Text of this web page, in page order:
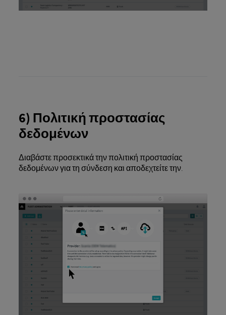
6) Πολιτική προστασίας
δεδομένων
Διαβάστε προσεκτικά την πολιτική προστασίας
δεδομένων για τη σύνδεση και αποδεχτείτε την.